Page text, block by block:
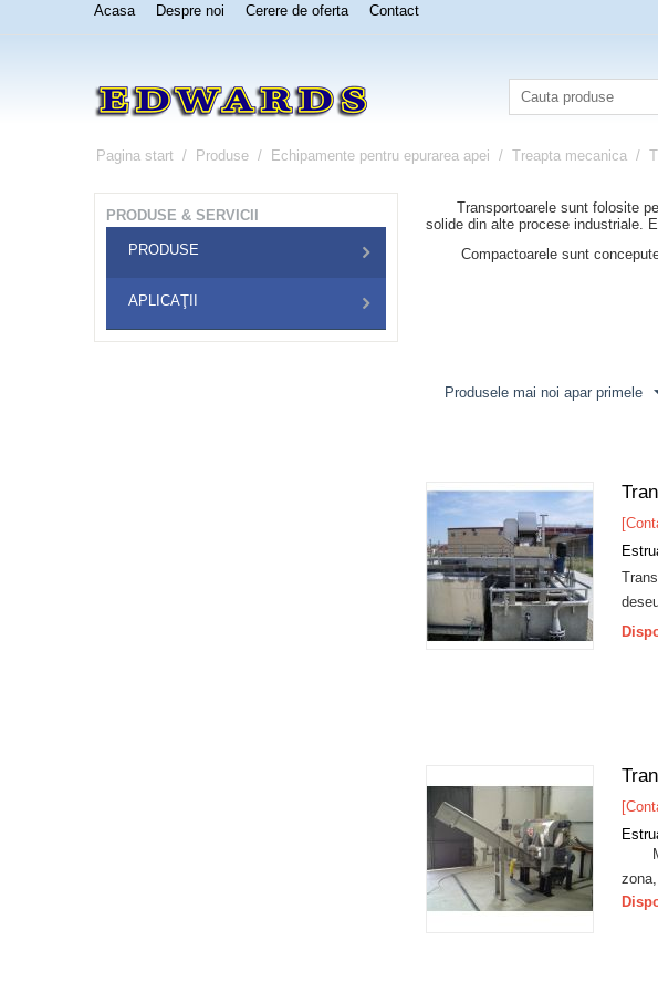
Acasa Despre noi Cerere de oferta Contact
Pagina start / Produse / Echipamente pentru epurarea apei / Treapta mecanica /
PRODUSE & SERVICII
PRODUSE
APLICAŢII
Transportoarele sunt folosite
solide din alte procese industriale.
Compactoarele sunt concepute
Produsele mai noi apar primele